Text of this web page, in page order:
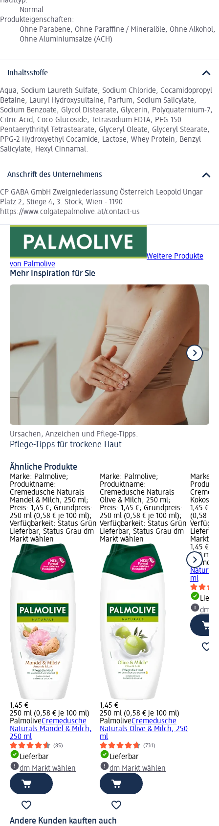
Normal
Produkteigenschaften:
Ohne Parabene, Ohne Paraffine / Mineralöle, Ohne Alkohol,
Ohne Aluminiumsalze (ACH)
Inhaltsstoffe
Aqua, Sodium Laureth Sulfate, Sodium Chloride, Cocamidopropyl
Betaine, Lauryl Hydroxysultaine, Parfum, Sodium Salicylate,
Sodium Benzoate, Glycol Distearate, Glycerin, Polyquaternium-7,
Citric Acid, Coco-Glucoside, Tetrasodium EDTA, PEG-150
Pentaerythrityl Tetrastearate, Glyceryl Oleate, Glyceryl Stearate,
PPG-2 Hydroxyethyl Cocamide, Lactose, Whey Protein, Benzyl
Salicylate, Hexyl Cinnamal.
Anschrift des Unternehmens
CP GABA GmbH Zweigniederlassung Österreich Leopold Ungar
Platz 2, Stiege 4, 3. Stock, Wien - 1190
https://www.colgatepalmolive.at/contact-us
Weitere Produkte
von Palmolive
Mehr Inspiration für Sie
Ursachen, Anzeichen und Pflege-Tipps.
Pflege-Tipps für trockene Haut
Ähnliche Produkte
Marke: Palmolive;
Produktname:
Cremedusche Naturals
Mandel & Milch, 250 ml;
Preis: 1,45 €; Grundpreis:
250 ml (0,58 € je 100 ml);
Verfügbarkeit: Status Grün
Lieferbar, Status Grau dm
Markt wählen
1,45 €
250 ml (0,58 € je 100 ml)
PalmoliveCremedusche
Naturals Mandel & Milch,
250 ml
(85)
Lieferbar
dm Markt wählen
Marke: Palmolive;
Produktname:
Cremedusche Naturals
Olive & Milch, 250 ml;
Preis: 1,45 €; Grundpreis:
250 ml (0,58 € je 100 ml);
Verfügbarkeit: Status Grün
Lieferbar, Status Grau dm
Markt wählen
1,45 €
250 ml (0,58 € je 100 ml)
PalmoliveCremedusche
Naturals Olive & Milch, 250
ml
(731)
Lieferbar
dm Markt wählen
Marke:
1,45 €;
(0,58 €
Markt
1,45 €
250 ml
ml
dm
Andere Kunden kauften auch